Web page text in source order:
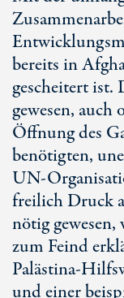
bereits in
gescheitert ist.
gewesen,
Öffnung des
benötigten,
UN-
freilich Druck
nötig
zum Feind
Palästina-
und einer